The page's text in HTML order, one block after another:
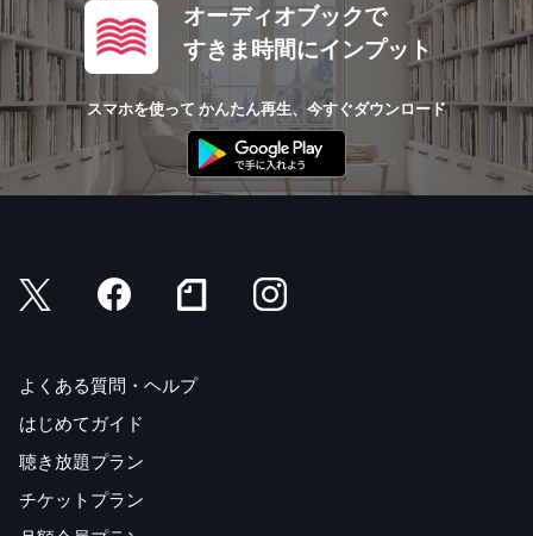
オーディオブックで
すきま時間にインプット
スマホを使って かんたん再生、今すぐダウンロード
よくある質問・ヘルプ
はじめてガイド
聴き放題プラン
チケットプラン